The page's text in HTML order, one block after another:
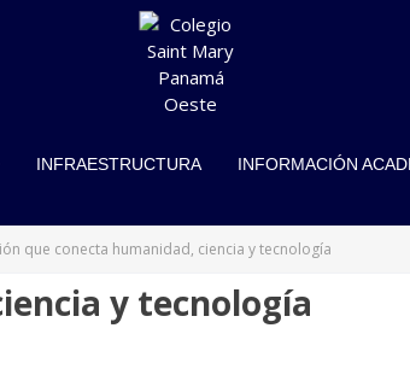
INFRAESTRUCTURA INFORMACIÓN
que conecta humanidad, ciencia y tecnología
y tecnología